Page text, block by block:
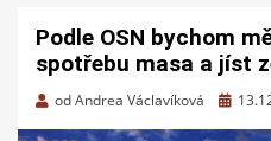
Podle OSN bychom
spotřebu masa a jíst
odAndrea Václavíková